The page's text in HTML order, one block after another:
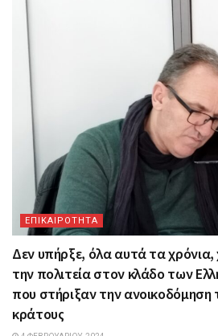
ΕΠΙΚΑΙΡΟΤΗΤΑ
Δεν υπήρξε, όλα αυτά τα χρόνια,
την πολιτεία στον κλάδο των
που στήριξαν την ανοικοδόμηση
κράτους